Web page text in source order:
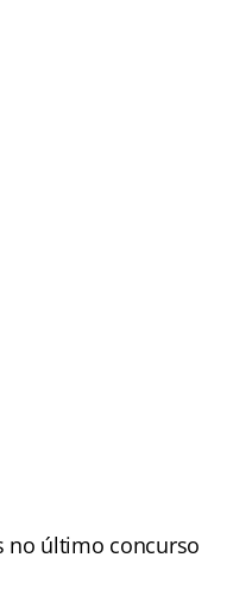
no último concurso